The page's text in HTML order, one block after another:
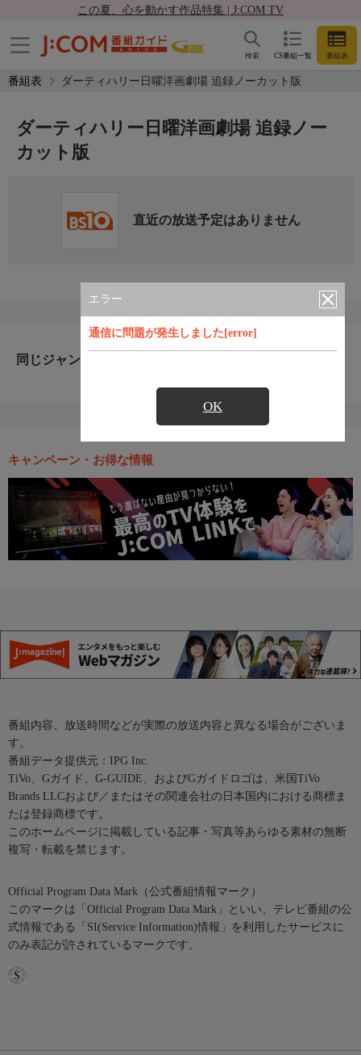
この夏、心を動かす作品特集 | J:COM TV
CS番組一覧 番組表
検索
番組表 ダーティハリー日曜洋画劇場 追録ノーカット版
エラー
通信に問題が発生しました[error]
OK
ダーティハリー日曜洋画劇場 追録ノー
カット版
直近の放送予定はありません
同じジャンルのおすすめ番組
キャンペーン・お得な情報
番組内容、放送時間などが実際の放送内容と異なる場合がございま
す。
番組データ提供元：IPG Inc.
TiVo、Gガイド、G-GUIDE、およびGガイドロゴは、米国TiVo
Brands LLCおよび／またはその関連会社の日本国内における商標ま
たは登録商標です。
このホームページに掲載している記事・写真等あらゆる素材の無断
複写・転載を禁じます。
Official Program Data Mark（公式番組情報マーク）
このマークは「Official Program Data Mark」といい、テレビ番組の公
式情報である「SI(Service Information)情報」を利用したサービスに
のみ表記が許されているマークです。